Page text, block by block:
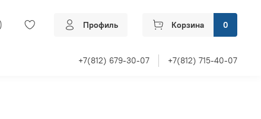
Профиль Корзина 0
+7(812) 679-30-07 +7(812) 715-40-07